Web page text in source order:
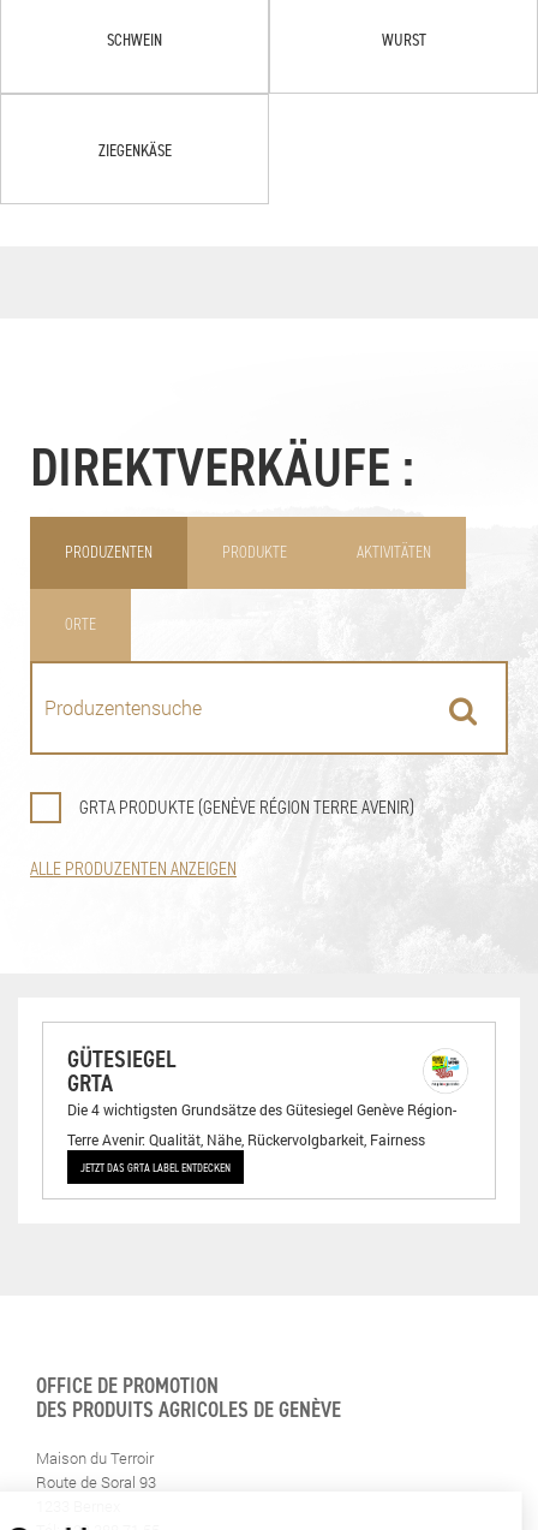
SCHWEIN WURST
ZIEGENKÄSE
DIREKTVERKÄUFE :
PRODUZENTEN PRODUKTE AKTIVITÄTEN
ORTE
GRTA PRODUKTE (GENÈVE RÉGION TERRE AVENIR)
ALLE PRODUZENTEN ANZEIGEN
GÜTESIEGEL
GRTA
Die 4 wichtigsten Grundsätze des Gütesiegel Genève Région-
Terre Avenir: Qualität, Nähe, Rückervolgbarkeit, Fairness
JETZT DAS GRTA LABEL ENTDECKEN
OFFICE DE PROMOTION
DES PRODUITS AGRICOLES DE GENÈVE
Maison du Terroir
Route de Soral 93